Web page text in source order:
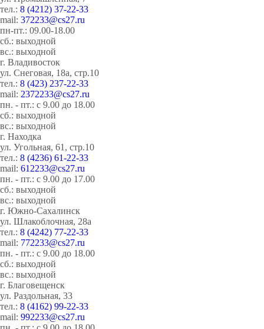
тел.: 8 (4212) 37-22-33
mail: 372233@cs27.ru
пн-пт.: 09.00-18.00
сб.: выходной
вс.: выходной
г. Владивосток
ул. Снеговая, 18а, стр.10
тел.: 8 (423) 237-22-33
mail: 2372233@cs27.ru
пн. - пт.: с 9.00 до 18.00
сб.: выходной
вс.: выходной
г. Находка
ул. Угольная, 61, стр.10
тел.: 8 (4236) 61-22-33
mail: 612233@cs27.ru
пн. - пт.: с 9.00 до 17.00
сб.: выходной
вс.: выходной
г. Южно-Сахалинск
ул. Шлакоблочная, 28а
тел.: 8 (4242) 77-22-33
mail: 772233@cs27.ru
пн. - пт.: с 9.00 до 18.00
сб.: выходной
вс.: выходной
г. Благовещенск
ул. Раздольная, 33
тел.: 8 (4162) 99-22-33
mail: 992233@cs27.ru